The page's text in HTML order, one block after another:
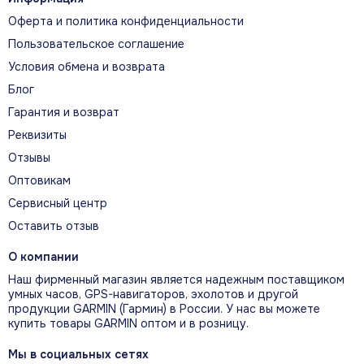
заказ прямо сейчас, чтобы воспользоваться лучшим
предложением на рынке!
Оферта и политика конфиденциальности
Пользовательское соглашение
Условия обмена и возврата
Блог
Гарантия и возврат
Реквизиты
Отзывы
Оптовикам
Сервисный центр
Оставить отзыв
О компании
Наш фирменный магазин является надежным поставщиком
умных часов, GPS-навигаторов, эхолотов и другой
продукции GARMIN (Гармин) в России. У нас вы можете
купить товары GARMIN оптом и в розницу.
Мы в социальных сетях